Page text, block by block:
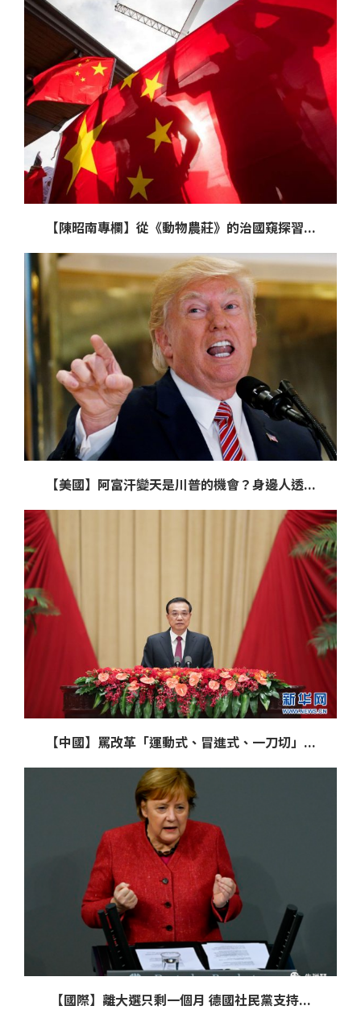
【陳昭南專欄】從《動物農莊》的治國窺探習...
【美國】阿富汗變天是川普的機會？身邊人透...
【中國】罵改革「運動式、冒進式、一刀切」...
【國際】離大選只剩一個月 德國社民黨支持...